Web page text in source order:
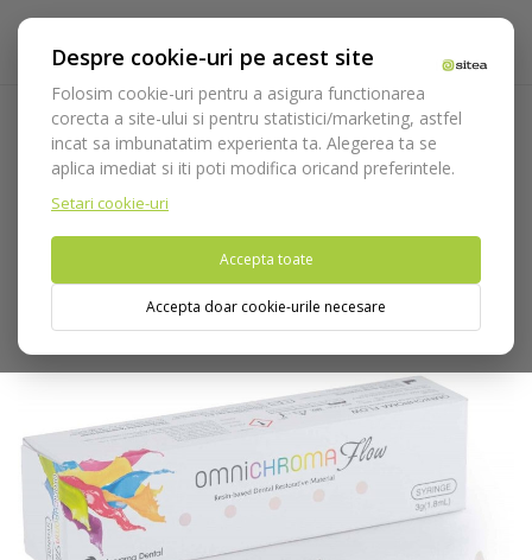
Despre cookie-uri pe acest site
Folosim cookie-uri pentru a asigura functionarea
corecta a site-ului si pentru statistici/marketing, astfel
incat sa imbunatatim experienta ta. Alegerea ta se
aplica imediat si iti poti modifica oricand preferintele.
Setari cookie-uri
Accepta toate
Accepta doar cookie-urile necesare
Acasa Consumabile Restaurare coronara
Compozite
Fotopolimerizabile
Omnichroma Flow 3g
Nu puteti plasa comenzi din tara din care accesati website-ul